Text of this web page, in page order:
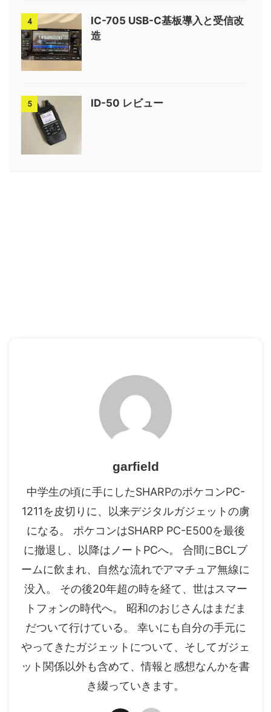
4
IC-705 USB-C基板導入と受信改
造
5 ID-50 レビュー
garfield
中学生の頃に手にしたSHARPのポケコンPC-
1211を皮切りに、以来デジタルガジェットの虜
になる。 ポケコンはSHARP PC-E500を最後
に撤退し、以降はノートPCへ。 合間にBCLブ
ームに飲まれ、自然な流れでアマチュア無線に
没入。 その後20年超の時を経て、世はスマー
トフォンの時代へ。 昭和のおじさんはまだま
だついて行けている。 幸いにも自分の手元に
やってきたガジェットについて、そしてガジェ
ット関係以外も含めて、情報と感想なんかを書
き綴っていきます。